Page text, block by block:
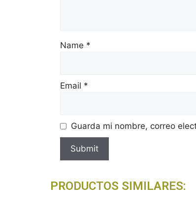
Name *
Email *
Guarda mi nombre, correo
PRODUCTOS SIMILARES: